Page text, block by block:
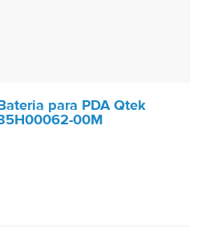
para PDA Qtek
00M